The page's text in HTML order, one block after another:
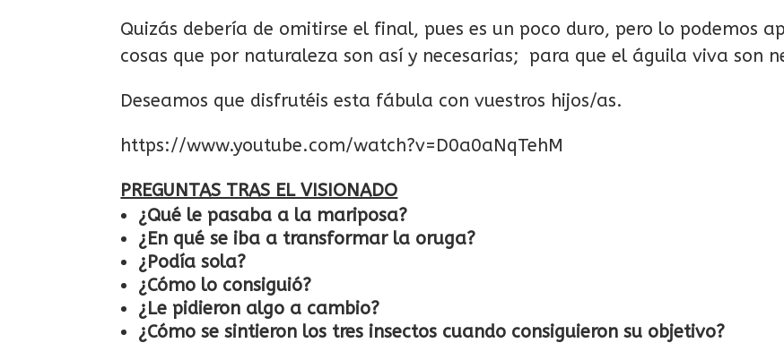
Quizás debería de omitirse el final, pues es un poco duro, pero lo podemos
cosas que por naturaleza son así y necesarias; para que el águila viva son
Deseamos que disfrutéis esta fábula con vuestros hijos/as.
https://www.youtube.com/watch?v=D0a0aNqTehM
PREGUNTAS TRAS EL VISIONADO
¿Qué le pasaba a la mariposa?
¿En qué se iba a transformar la oruga?
¿Podía sola?
¿Cómo lo consiguió?
¿Le pidieron algo a cambio?
¿Cómo se sintieron los tres insectos cuando consiguieron su objetivo?